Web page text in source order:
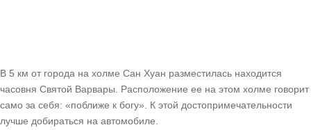
В 5 км от города на холме Сан Хуан разместилась находится
часовня Святой Варвары. Расположение ее на этом холме говорит
само за себя: «поближе к богу». К этой достопримечательности
лучше добираться на автомобиле.